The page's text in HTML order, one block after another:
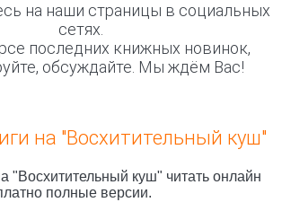
на наши страницы в социальных
сетях.
последних книжных новинок,
обсуждайте. Мы ждём Вас!
на "Восхитительный куш"
"Восхитительный куш" читать онлайн
полные версии.